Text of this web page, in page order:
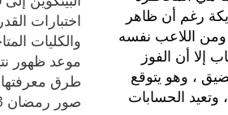
رغم أن ظاهر
ومن اللاعب نفسه
أن الفوز
‬،‮ ‬وهو يتوقع
‬وتعيد الحسابات
والكليات
طرق معرفتها